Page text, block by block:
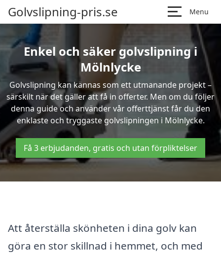
Golvslipning-pris.se Menu
Enkel och säker golvslipning i
Mölnlycke
Golvslipning kan kännas som ett utmanande projekt –
särskilt när det gäller att få in offerter. Men om du följer
denna guide och använder vår offerttjänst får du den
enklaste och tryggaste golvslipningen i Mölnlycke.
Få 3 erbjudanden, gratis och utan förpliktelser
Att återställa skönheten i dina golv kan
göra en stor skillnad i hemmet, och med